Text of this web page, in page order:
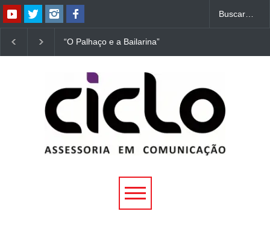
“O Palhaço e a Bailarina”
estreia hoje (1º) em
Uberlândia
Uberlândia